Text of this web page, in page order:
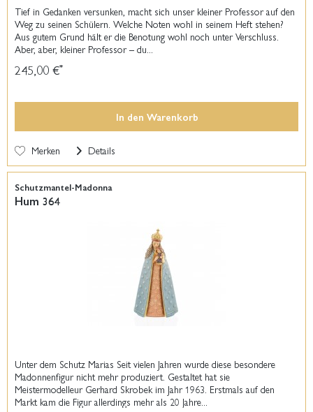
Tief in Gedanken versunken, macht sich unser kleiner Professor auf den
Weg zu seinen Schülern. Welche Noten wohl in seinem Heft stehen?
Aus gutem Grund hält er die Benotung wohl noch unter Verschluss.
Aber, aber, kleiner Professor – du...
245,00 €*
In den Warenkorb
Merken Details
Schutzmantel-Madonna
Hum 364
Unter dem Schutz Marias Seit vielen Jahren wurde diese besondere
Madonnenfigur nicht mehr produziert. Gestaltet hat sie
Meistermodelleur Gerhard Skrobek im Jahr 1963. Erstmals auf den
Markt kam die Figur allerdings mehr als 20 Jahre...